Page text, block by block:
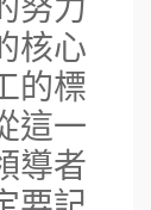
核心
的標
這一
導者